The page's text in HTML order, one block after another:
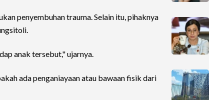
penyembuhan trauma. Selain itu, pihaknya
anak tersebut," ujarnya.
ada penganiayaan atau bawaan fisik dari